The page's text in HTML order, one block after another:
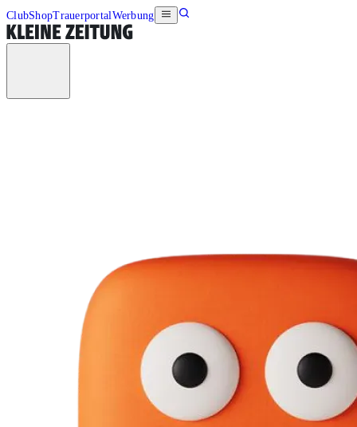
ClubShopTrauerportalWerbung